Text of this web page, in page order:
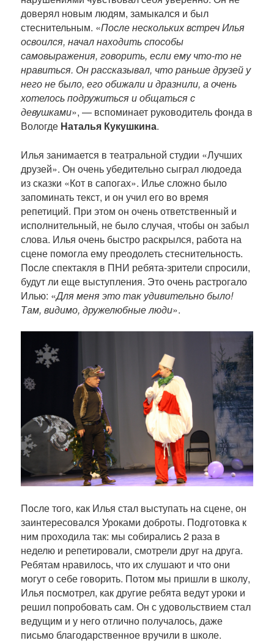
доверял новым людям, замыкался и был
стеснительным. «После нескольких встреч Илья
освоился, начал находить способы
самовыражения, говорить, если ему что-то не
нравиться. Он рассказывал, что раньше друзей у
него не было, его обижали и дразнили, а очень
хотелось подружиться и общаться с
девушками», — вспоминает руководитель фонда в
Вологде Наталья Кукушкина.
Илья занимается в театральной студии «Лучших
друзей». Он очень убедительно сыграл людоеда
из сказки «Кот в сапогах». Илье сложно было
запоминать текст, и он учил его во время
репетиций. При этом он очень ответственный и
исполнительный, не было случая, чтобы он забыл
слова. Илья очень быстро раскрылся, работа на
сцене помогла ему преодолеть стеснительность.
После спектакля в ПНИ ребята-зрители спросили,
будут ли еще выступления. Это очень растрогало
Илью: «Для меня это так удивительно было!
Там, видимо, дружелюбные люди».
После того, как Илья стал выступать на сцене, он
заинтересовался Уроками доброты. Подготовка к
ним проходила так: мы собирались 2 раза в
неделю и репетировали, смотрели друг на друга.
Ребятам нравилось, что их слушают и что они
могут о себе говорить. Потом мы пришли в школу,
Илья посмотрел, как другие ребята ведут уроки и
решил попробовать сам. Он с удовольствием стал
ведущим и у него отлично получалось, даже
письмо благодарственное вручили в школе.